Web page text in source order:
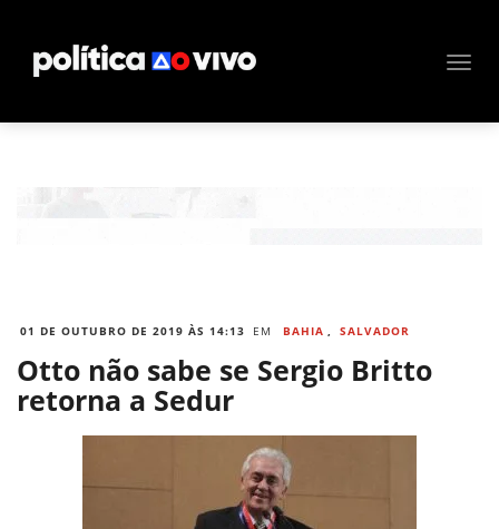
01 DE OUTUBRO DE 2019 ÀS 14:13 EM BAHIA , SALVADOR
Otto não sabe se Sergio Britto
retorna a Sedur